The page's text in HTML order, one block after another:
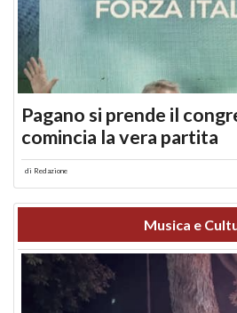
Pagano si prende il
comincia la vera partita
di Redazione
Musica e